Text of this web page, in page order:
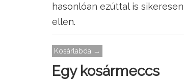
hasonlóan ezúttal is
ellen.
Kosárlabda →
Egy kosármeccs